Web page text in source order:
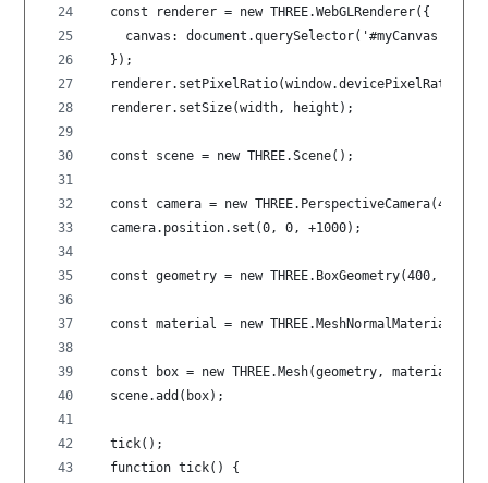
  const renderer = new THREE.WebGLRenderer({
    canvas: document.querySelector('#myCanvas')
  });
renderer.setSize(width,
  const scene = new THREE.Scene();
const camera = new
  camera.position.set(0, 0, +1000);
const geometry = new THREE.BoxGeometry(400,
const material = new
  const box = new THREE.Mesh(geometry, material);
  scene.add(box);
  tick();
  function tick() {